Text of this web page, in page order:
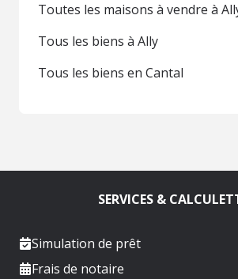
Toutes les maisons à vendre à
Tous les biens à Ally
Tous les biens en Cantal
SERVICES &
Simulation de prêt
Frais de notaire